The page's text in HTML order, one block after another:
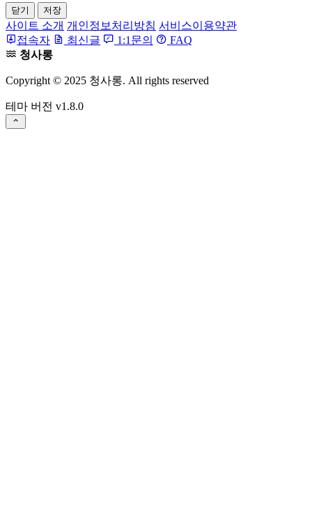
닫기 저장
사이트 소개 개인정보처리방침 서비스이용약관
접속자
최신글 1:1문의
FAQ
청사롱
Copyright © 2025 청사롱. All rights reserved
테마 버전 v1.8.0